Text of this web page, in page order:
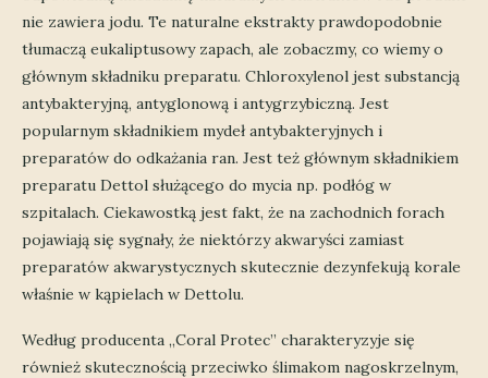
nie zawiera jodu. Te naturalne ekstrakty prawdopodobnie
tłumaczą eukaliptusowy zapach, ale zobaczmy, co wiemy o
głównym składniku preparatu. Chloroxylenol jest substancją
antybakteryjną, antyglonową i antygrzybiczną. Jest
popularnym składnikiem mydeł antybakteryjnych i
preparatów do odkażania ran. Jest też głównym składnikiem
preparatu Dettol służącego do mycia np. podłóg w
szpitalach. Ciekawostką jest fakt, że na zachodnich forach
pojawiają się sygnały, że niektórzy akwaryści zamiast
preparatów akwarystycznych skutecznie dezynfekują korale
właśnie w kąpielach w Dettolu.
Według producenta „Coral Protec” charakteryzyje się
również skutecznością przeciwko ślimakom nagoskrzelnym,